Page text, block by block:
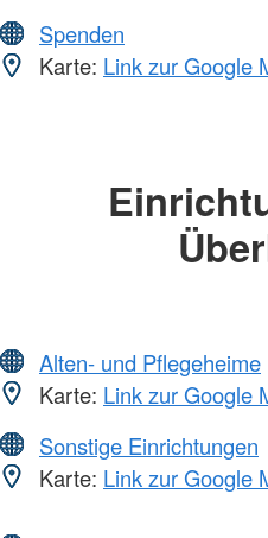
Spenden
Karte: Link zur Google
Alten- und Pflegeheime
Karte: Link zur Google
Sonstige Einrichtungen
Karte: Link zur Google